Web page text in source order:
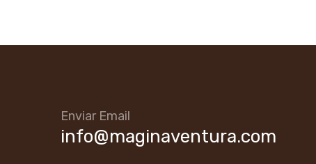
Enviar Email
info@maginaventura.com